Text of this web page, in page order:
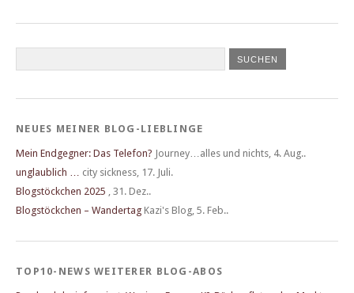
NEUES MEINER BLOG-LIEBLINGE
Mein Endgegner: Das Telefon? Journey…alles und nichts 4. Aug..
unglaublich …
city sickness 17. Juli.
Blogstöckchen 2025
31. Dez..
Blogstöckchen – Wandertag Kazi's Blog 5. Feb..
TOP10-NEWS WEITERER BLOG-ABOS